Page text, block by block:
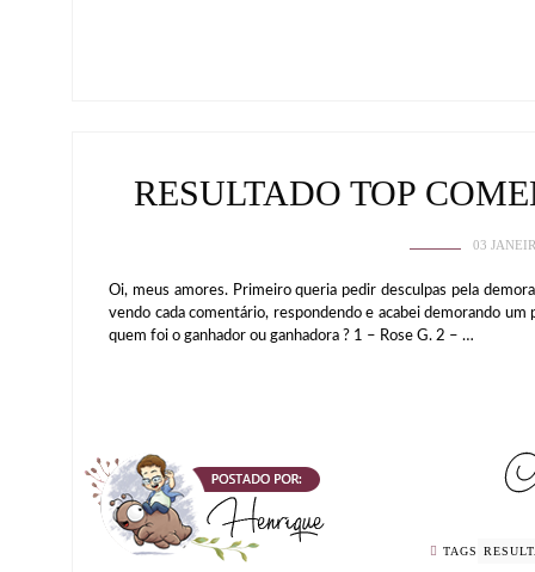
RESULTADO TOP
03
Oi, meus amores. Primeiro queria pedir desculpas pela
vendo cada comentário, respondendo e acabei demorando
quem foi o ganhador ou ganhadora ? 1 – Rose G. 2 – …
TAGS